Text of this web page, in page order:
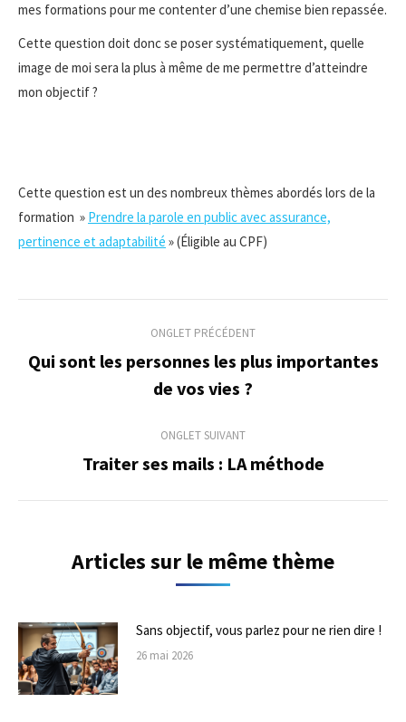
mes formations pour me contenter d’une chemise bien repassée.
Cette question doit donc se poser systématiquement, quelle
image de moi sera la plus à même de me permettre d’atteindre
mon objectif ?
Cette question est un des nombreux thèmes abordés lors de la
formation » Prendre la parole en public avec assurance,
pertinence et adaptabilité » (Éligible au CPF)
de
commentaire
ONGLET PRÉCÉDENT
Onglet
précédent
Qui sont les personnes les plus importantes
de vos vies ?
ONGLET SUIVANT
Onglet
Traiter ses mails : LA méthode
Articles sur le même thème
Sans objectif, vous parlez pour ne rien dire !
26 mai 2026